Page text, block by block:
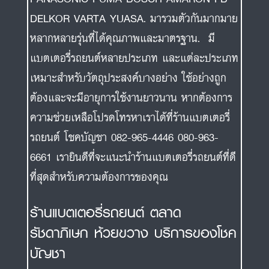
DELKOR VARTA YUASA. มารวมตัวกันมากมาย
หลากหลายรุ่นที่ได้คุณภาพและมาตรฐาน. มี
แบตเตอรี่รถยนต์หลายประเภท และแต่ละประเภท
เหมาะสำหรับวัตถุประสงค์บางอย่าง ใช้อย่างถูก
ต้องและจะมีอายุการใช้งานยาวนาน หากต้องการ
ความช่วยเหลือโปรดโทรหาเราได้ที่ร้านแบตเตอรี่
รถยนต์ โชคบัญชา 082-965-4446 080-963-
6661 เรายินดีที่จะแนะนำร้านแบตเตอรี่รถยนต์ที่ดี
ที่สุดสำหรับความต้องการของคุณ
ร้านแบตเตอรี่รถยนต์ ตลาด
รัชดาภิเษก ห้วยขวาง บริการของโชค
บัญชา